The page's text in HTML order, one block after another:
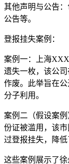
其他声明与公告
公告等。
登报挂失案例：
案例一：上海
遗失一枚，该公
作废。此举旨在
分子利用。
案例二（假设案
份证被滥用，该
过登报挂失，降低
这些案例展示了